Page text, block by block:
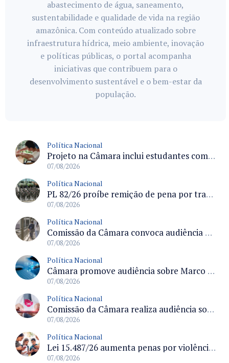
abastecimento de água, saneamento,
sustentabilidade e qualidade de vida na região
amazônica. Com conteúdo atualizado sobre
infraestrutura hídrica, meio ambiente, inovação
e políticas públicas, o portal acompanha
iniciativas que contribuem para o
desenvolvimento sustentável e o bem-estar da
população.
Política Nacional
Projeto na Câmara inclui estudantes com deficiência no regime escolar especial da LDB e estabelece critérios para frequência
07/08/2026
Política Nacional
PL 82/26 proíbe remição de pena por trabalho em funções militares para condenados por crimes contra o Estado Democrático de Direito
07/08/2026
Política Nacional
Comissão da Câmara convoca audiência para discutir misoginia nas escolas e universidades após divulgação de listas misóginas
07/08/2026
Política Nacional
Câmara promove audiência sobre Marco de Fomento à Economia Digital e impactos da inteligência artificial
07/08/2026
Política Nacional
Comissão da Câmara realiza audiência sobre apostas online para medir o tamanho do mercado ilegal
07/08/2026
Política Nacional
Lei 15.487/26 aumenta penas por violência sexual digital contra crianças e adolescentes e autoriza ronda virtual para investigação
07/08/2026